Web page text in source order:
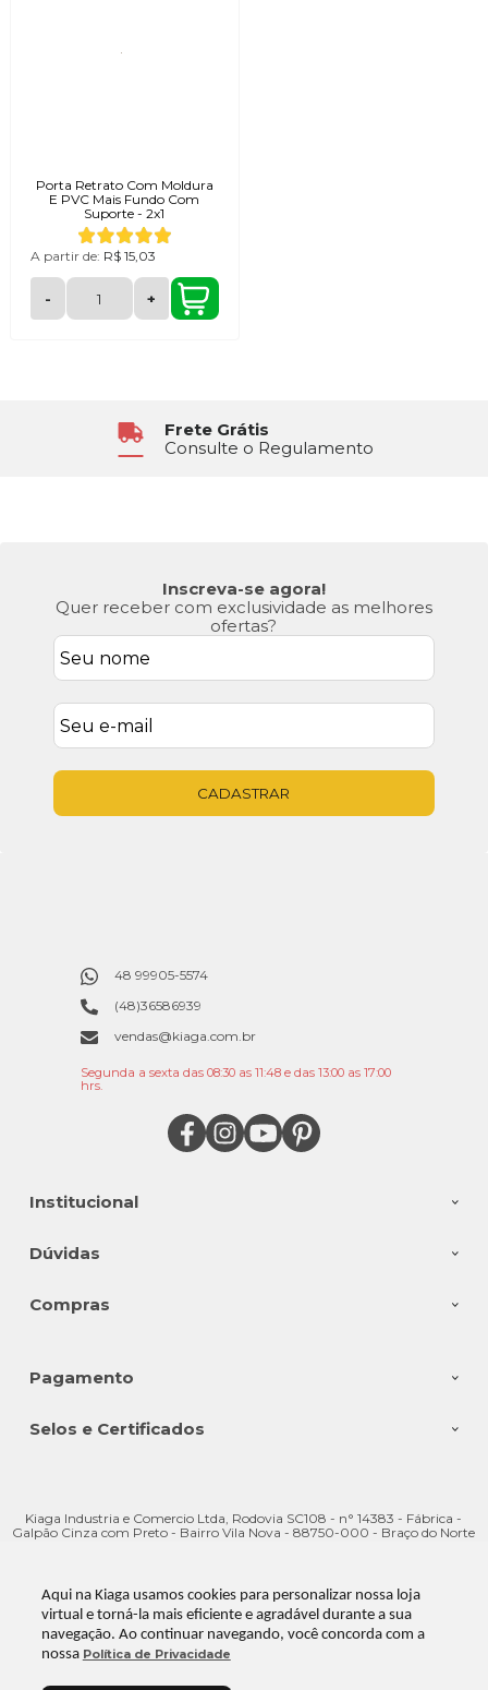
Aqui na Kiaga usamos cookies para personalizar nossa loja
virtual e torná-la mais eficiente e agradável durante a sua
navegação. Ao continuar navegando, você concorda com a
nossa Política de Privacidade
Porta Retrato Com Moldura
E PVC Mais Fundo Com
Suporte - 2x1
A partir de: R$ 15,03
- +
Frete Grátis
Consulte o Regulamento
Inscreva-se agora!
Quer receber com exclusividade as melhores
ofertas?
CADASTRAR
Institucional
Dúvidas
Compras
48 99905-5574
(48)36586939
vendas@kiaga.com.br
Segunda a sexta das 08:30 as 11:48 e das 13:00 as 17:00
hrs.
Pagamento
Selos e Certificados
Kiaga Industria e Comercio Ltda, Rodovia SC108 - n° 14383 - Fábrica -
Galpão Cinza com Preto - Bairro Vila Nova - 88750-000 - Braço do Norte